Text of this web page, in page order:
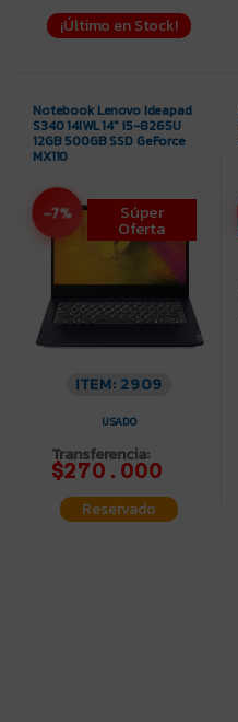
¡Último en Stock!
Notebook Lenovo Ideapad
S340 14IWL 14″ i5-8265U
12GB 500GB SSD GeForce
MX110
-7% Súper
Oferta
ITEM: 2909
USADO
Transferencia:
$270.000